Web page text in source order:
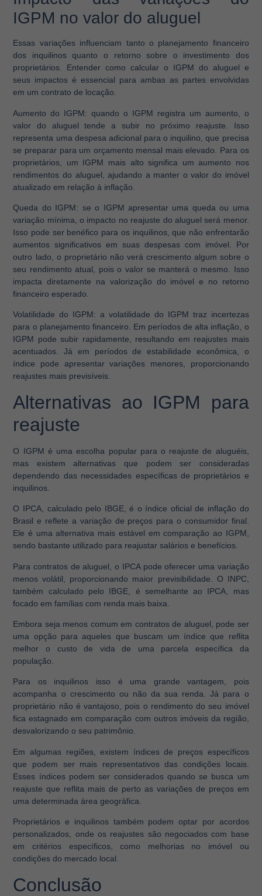
IGPM no valor do aluguel
Essas variações influenciam tanto o planejamento financeiro
dos inquilinos quanto o retorno sobre o investimento dos
proprietários. Entender como calcular o IGPM do aluguel e
seus impactos é essencial para ambas as partes envolvidas
em um contrato de locação.
Aumento do IGPM:quando o IGPM registra um aumento, o
valor do aluguel tende a subir no próximo reajuste. Isso
representa uma despesa adicional para o inquilino, que precisa
se preparar para um orçamento mensal mais elevado. Para os
proprietários, um IGPM mais alto significa um aumento nos
rendimentos do aluguel, ajudando a manter o valor do imóvel
atualizado em relação à inflação.
Queda do IGPM: se o IGPM apresentar uma queda ou uma
variação mínima, o impacto no reajuste do aluguel será menor.
Isso pode ser benéfico para os inquilinos, que não enfrentarão
aumentos significativos em suas despesas com imóvel. Por
outro lado, o proprietário não verá crescimento algum sobre o
seu rendimento atual, pois o valor se manterá o mesmo. Isso
impacta diretamente na valorização do imóvel e no retorno
financeiro esperado.
Volatilidade do IGPM: a volatilidade do IGPM traz incertezas
para o planejamento financeiro. Em períodos de alta inflação, o
IGPM pode subir rapidamente, resultando em reajustes mais
acentuados. Já em períodos de estabilidade econômica, o
índice pode apresentar variações menores, proporcionando
reajustes mais previsíveis.
Alternativas ao IGPM para
reajuste
O IGPM é uma escolha popular para o reajuste de aluguéis,
mas existem alternativas que podem ser consideradas
dependendo das necessidades específicas de proprietários e
inquilinos.
O IPCA, calculado pelo IBGE, é o índice oficial de inflação do
Brasil e reflete a variação de preços para o consumidor final.
Ele é uma alternativa mais estável em comparação ao IGPM,
sendo bastante utilizado para reajustar salários e benefícios.
Para contratos de aluguel, o IPCA pode oferecer uma variação
menos volátil, proporcionando maior previsibilidade. O INPC,
também calculado pelo IBGE, é semelhante ao IPCA, mas
focado em famílias com renda mais baixa.
Embora seja menos comum em contratos de aluguel, pode ser
uma opção para aqueles que buscam um índice que reflita
melhor o custo de vida de uma parcela específica da
população.
Para os inquilinos isso é uma grande vantagem, pois
acompanha o crescimento ou não da sua renda. Já para o
proprietário não é vantajoso, pois o rendimento do seu imóvel
fica estagnado em comparação com outros imóveis da região,
desvalorizando o seu patrimônio.
Em algumas regiões, existem índices de preços específicos
que podem ser mais representativos das condições locais.
Esses índices podem ser considerados quando se busca um
reajuste que reflita mais de perto as variações de preços em
uma determinada área geográfica.
Proprietários e inquilinos também podem optar por acordos
personalizados, onde os reajustes são negociados com base
em critérios específicos, como melhorias no imóvel ou
condições do mercado local.
Conclusão